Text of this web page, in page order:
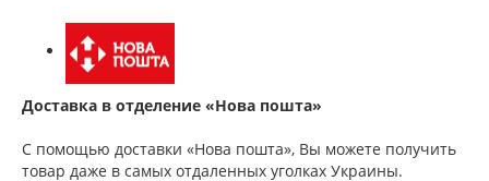
Доставка в отделение «Нова пошта»
С помощью доставки «Нова пошта», Вы можете получить
товар даже в самых отдаленных уголках Украины.